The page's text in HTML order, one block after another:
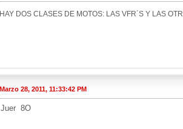
HAY DOS CLASES DE MOTOS: LAS VFR´S Y LAS
Marzo 28, 2011, 11:33:42 PM
Juer 8O